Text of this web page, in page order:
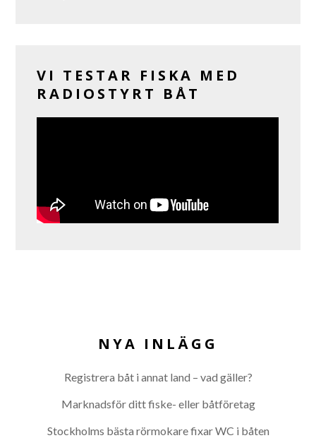
VI TESTAR FISKA MED
RADIOSTYRT BÅT
NYA INLÄGG
Registrera båt i annat land – vad gäller?
Marknadsför ditt fiske- eller båtföretag
Stockholms bästa rörmokare fixar WC i båten